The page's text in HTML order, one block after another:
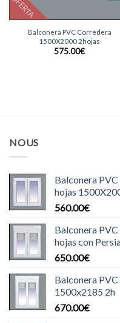
OFERTA
Balconera PVC Corredera
1500X2000 2hojas
575.00€
NOUS
Balconera
hojas
560.00€
Balconera
hojas con
650.00€
Balconera
1500x2185 2h
670.00€